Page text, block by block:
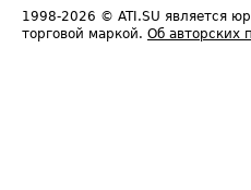
1998-2026 © ATI.SU является
торговой маркой. Об авторских